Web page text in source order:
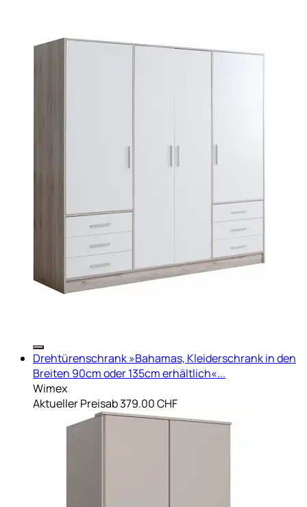
Drehtürenschrank »Bahamas, Kleiderschrank in den
Breiten 90cm oder 135cm erhältlich«...
Wimex
Aktueller Preisab379.00 CHF